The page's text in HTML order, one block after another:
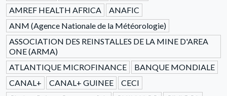
AMREF HEALTH AFRICA
ANAFIC
ANM (Agence Nationale de la Météorologie)
ASSOCIATION DES REINSTALLES DE LA MINE D'AREA
ONE (ARMA)
ATLANTIQUE MICROFINANCE
BANQUE MONDIALE
CANAL+
CANAL+ GUINEE
CECI